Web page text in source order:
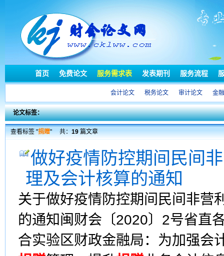
首页 免费论文 服务需求表 发表期刊 服务流程
会计论文 税务论文 审计论文 金
论文标签：
查看标签 "捐赠" 共：19篇文章
做好疫情防控期间民间
理及会计核算的通知
关于做好疫情防控期间民间非营
的通知闽财会〔2020〕2号省直
合实验区财政金融局：为加强会